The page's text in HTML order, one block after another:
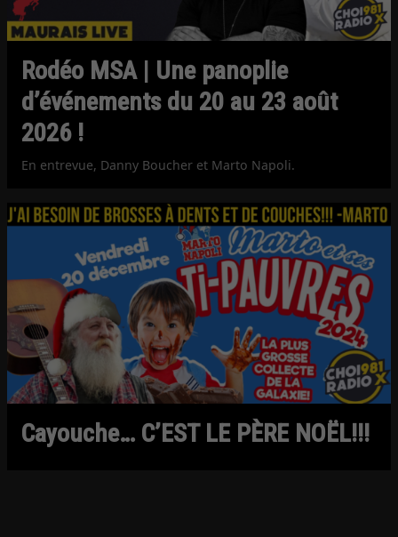
Rodéo MSA | Une panoplie
d’événements du 20 au 23 août
2026 !
En entrevue, Danny Boucher et Marto Napoli.
Cayouche… C’EST LE PÈRE NOËL!!!